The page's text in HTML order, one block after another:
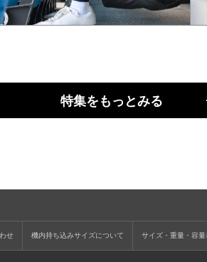
特集をもっとみる
せ 機内持ち込みサイズについて サイズ・重量・容